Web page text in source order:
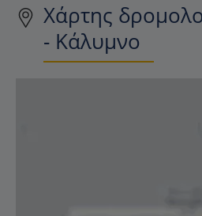
Χάρτης
- Κάλυμνο